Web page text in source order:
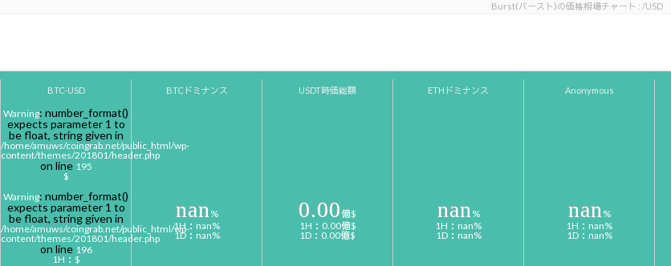
Burst(バースト)の価格相場チャート : /USD
BTC-USD BTCドミナンス USDT時価総額 ETHドミナンス Anonymous
Warning: number_format()
expects parameter 1 to
be float, string given in
/home/amuws/coingrab.net/public_html/wp-
content/themes/201801/header.php
on line 195
$
Warning: number_format()
expects parameter 1 to
be float, string given in
/home/amuws/coingrab.net/public_html/wp-
content/themes/201801/header.php
on line 196
1H：$
nan %
1H：nan%
1D：nan%
0.00 億$
1H：0.00億$
1D：0.00億$
nan %
1H：nan%
1D：nan%
nan %
1H：nan%
1D：nan%